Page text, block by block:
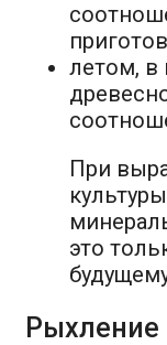
летом, в
При
это